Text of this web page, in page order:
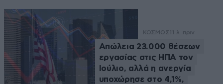
ΚΟΣΜΟΣ 11 λ. πριν
Απώλεια 23.000 θέσεων
εργασίας στις ΗΠΑ τον
Ιούλιο, αλλά η ανεργία
υποχώρησε στο 4,1%,